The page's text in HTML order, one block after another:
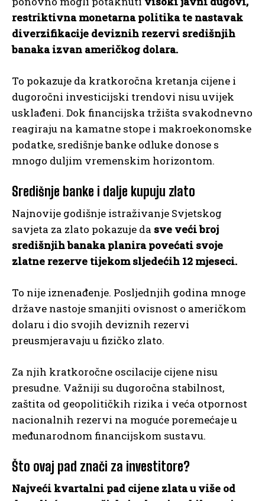
restriktivna monetarna politika te nastavak
diverzifikacije deviznih rezervi središnjih
banaka izvan američkog dolara.
To pokazuje da kratkoročna kretanja cijene i
dugoročni investicijski trendovi nisu uvijek
usklađeni. Dok financijska tržišta svakodnevno
reagiraju na kamatne stope i makroekonomske
podatke, središnje banke odluke donose s
mnogo duljim vremenskim horizontom.
Središnje banke i dalje kupuju zlato
Najnovije godišnje istraživanje Svjetskog
savjeta za zlato pokazuje da sve veći broj
središnjih banaka planira povećati svoje
zlatne rezerve tijekom sljedećih 12 mjeseci.
To nije iznenađenje. Posljednjih godina mnoge
države nastoje smanjiti ovisnost o američkom
dolaru i dio svojih deviznih rezervi
preusmjeravaju u fizičko zlato.
Za njih kratkoročne oscilacije cijene nisu
presudne. Važniji su dugoročna stabilnost,
zaštita od geopolitičkih rizika i veća otpornost
nacionalnih rezervi na moguće poremećaje u
međunarodnom financijskom sustavu.
Što ovaj pad znači za investitore?
Najveći kvartalni pad cijene zlata u više od